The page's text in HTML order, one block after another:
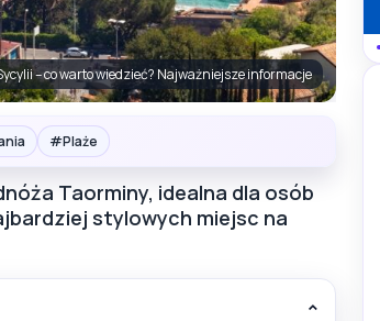
– co warto wiedzieć? Najważniejsze informacje
#Plaże
Taorminy, idealna dla osób
stylowych miejsc na